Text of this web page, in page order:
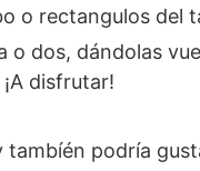
o rectangulos del
disfrutar!
tambíén podría